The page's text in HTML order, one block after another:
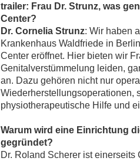
trailer: Frau Dr. Strunz, was
Center?
Dr. Cornelia Strunz: Wir haben
Krankenhaus Waldfriede in
Center eröffnet. Hier bieten wir
Genitalverstümmelung leiden,
an. Dazu gehören nicht nur
Wiederherstellungsoperationen,
physiotherapeutische Hilfe und
Warum wird eine Einrichtung
gegründet?
Dr. Roland Scherer ist